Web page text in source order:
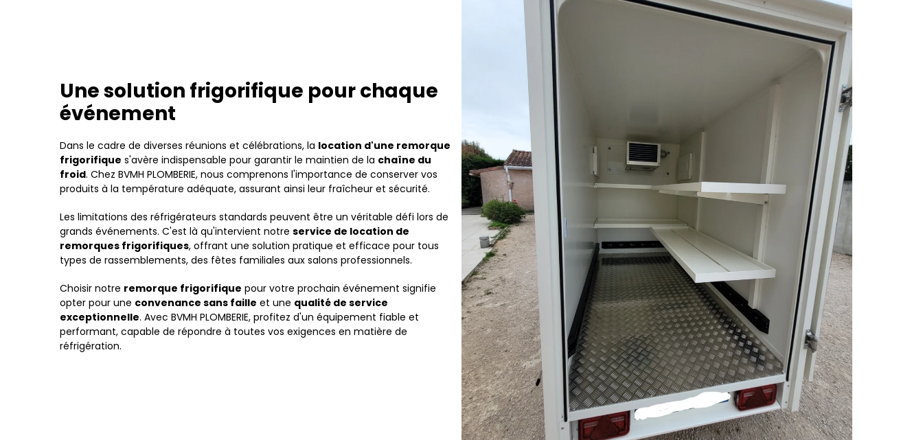
Une solution frigorifique pour chaque
événement
Dans le cadre de diverses réunions et célébrations, la location d'une remorque
frigorifique s'avère indispensable pour garantir le maintien de la chaîne du
froid. Chez BVMH PLOMBERIE, nous comprenons l'importance de conserver vos
produits à la température adéquate, assurant ainsi leur fraîcheur et sécurité.
Les limitations des réfrigérateurs standards peuvent être un véritable défi lors de
grands événements. C'est là qu'intervient notre service de location de
remorques frigorifiques, offrant une solution pratique et efficace pour tous
types de rassemblements, des fêtes familiales aux salons professionnels.
Choisir notre remorque frigorifique pour votre prochain événement signifie
opter pour une convenance sans faille et une qualité de service
exceptionnelle. Avec BVMH PLOMBERIE, profitez d'un équipement fiable et
performant, capable de répondre à toutes vos exigences en matière de
réfrigération.